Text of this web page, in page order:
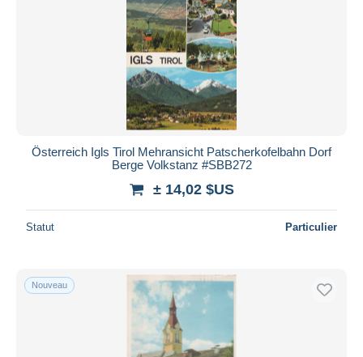
Österreich Igls Tirol Mehransicht Patscherkofelbahn Dorf
Berge Volkstanz #SBB272
± 14,02 $US
Statut Particulier
Nouveau